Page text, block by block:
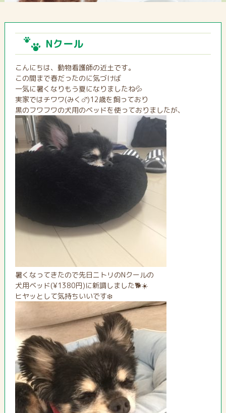
Nクール
こんにちは、動物看護師の近土です。
この間まで春だったのに気づけば
一気に暑くなりもう夏になりましたね💦
実家ではチワワ(みく♂)12歳を飼っており
黒のフワフワの犬用のベッドを使っておりましたが、
暑くなってきたので先日ニトリのNクールの
犬用ベッド(¥1380円)に新調しました🐕☀️
ヒヤッとして気持ちいいです❄️